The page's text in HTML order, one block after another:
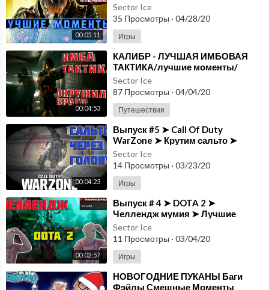
00:05:11
Sector Ice
35 Просмотры · 04/28/20
Игры
00:04:53
⁣КАЛИБР - ЛУЧШАЯ ИМБОВАЯ
ТАКТИКА/лучшие моменты/
приколы/баги/фейлы/выпуск#6
Sector Ice
87 Просмотры · 04/04/20
Путешествия
00:04:23
⁣Выпуск #5 ➤ Call Of Duty
WarZone ➤ Крутим сальто ➤
Лучшие моменты ➤ Приколы ➤
Баги ➤ Фейлы ➤ Мемы
Sector Ice
14 Просмотры · 03/23/20
Игры
00:02:57
⁣Выпуск # 4 ➤ DOTA 2 ➤
Челлендж мумия ➤ Лучшие
моменты ➤ Приколы ➤ Баги ➤
Фейлы ➤ Мемы
Sector Ice
11 Просмотры · 03/04/20
Игры
⁣НОВОГОДНИЕ ПУКАНЫ Баги
Фэйлы Смешные Моменты